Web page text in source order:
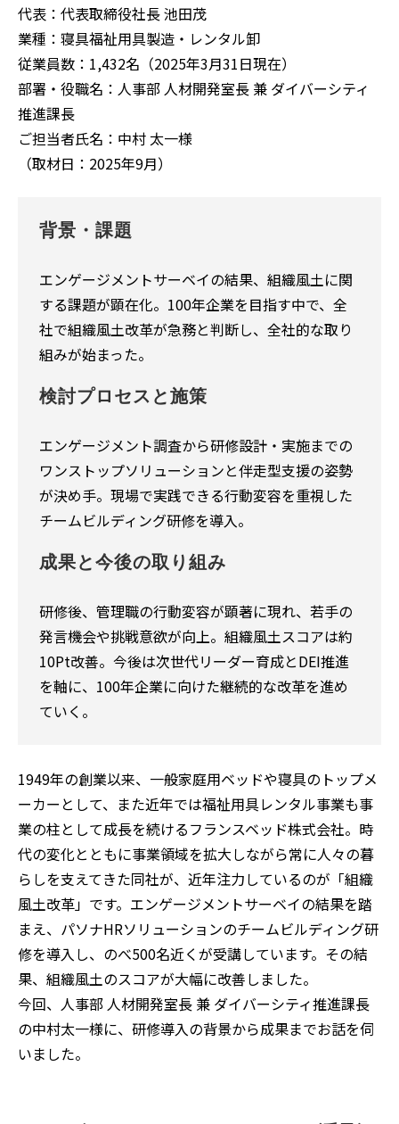
代表：代表取締役社長 池田茂
業種：寝具福祉用具製造・レンタル卸
従業員数：1,432名（2025年3月31日現在）
部署・役職名：人事部 人材開発室長 兼 ダイバーシティ
推進課長
ご担当者氏名：中村 太一様
（取材日：2025年9月）
背景・課題
エンゲージメントサーベイの結果、組織風土に関
する課題が顕在化。100年企業を目指す中で、全
社で組織風土改革が急務と判断し、全社的な取り
組みが始まった。
検討プロセスと施策
エンゲージメント調査から研修設計・実施までの
ワンストップソリューションと伴走型支援の姿勢
が決め手。現場で実践できる行動変容を重視した
チームビルディング研修を導入。
成果と今後の取り組み
研修後、管理職の行動変容が顕著に現れ、若手の
発言機会や挑戦意欲が向上。組織風土スコアは約
10Pt改善。今後は次世代リーダー育成とDEI推進
を軸に、100年企業に向けた継続的な改革を進め
ていく。
1949年の創業以来、一般家庭用ベッドや寝具のトップメ
ーカーとして、また近年では福祉用具レンタル事業も事
業の柱として成長を続けるフランスベッド株式会社。時
代の変化とともに事業領域を拡大しながら常に人々の暮
らしを支えてきた同社が、近年注力しているのが「組織
風土改革」です。エンゲージメントサーベイの結果を踏
まえ、パソナHRソリューションのチームビルディング研
修を導入し、のべ500名近くが受講しています。その結
果、組織風土のスコアが大幅に改善しました。
今回、人事部 人材開発室長 兼 ダイバーシティ推進課長
の中村太一様に、研修導入の背景から成果までお話を伺
いました。